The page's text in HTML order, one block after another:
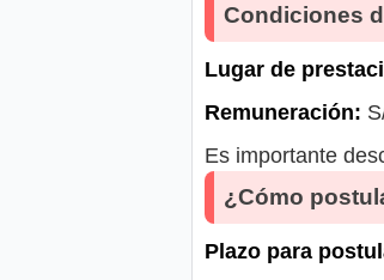
Condiciones
Lugar de
Remuneración:
Es importante
¿Cómo
Plazo para